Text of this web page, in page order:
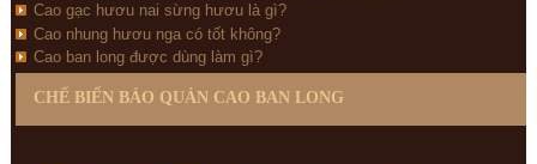
Cao gạc hươu nai sừng hươu là gì?
Cao nhung hươu nga có tốt không?
Cao ban long được dùng làm gì?
CHẾ BIẾN BẢO QUẢN CAO BAN LONG